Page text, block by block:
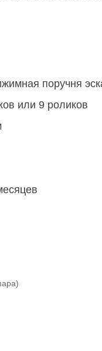
поручня
или 9 роликов